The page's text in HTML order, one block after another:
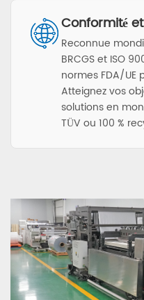
Conformité
Reconnue
BRCGS et ISO
normes FDA/
Atteignez vos
solutions en
TÜV ou 100 %